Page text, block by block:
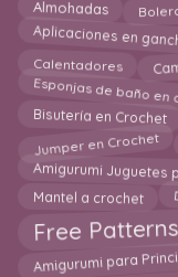
Almohadas
Aplicaciones en
Calentadores
Esponjas de baño en
Bisutería en Crochet
Jumper en Crochet
Amigurumi Juguetes
Mantel a crochet
Free
Amigurumi para